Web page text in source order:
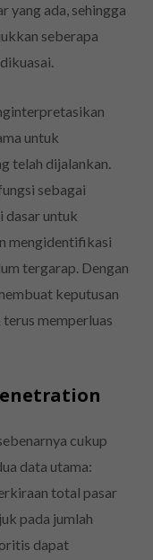
yang ada, sehingga
seberapa
untuk
telah dijalankan.
sebagai
dasar untuk
mengidentifikasi
tergarap. Dengan
keputusan
memperluas
cukup
data utama:
total pasar
pada jumlah
dapat